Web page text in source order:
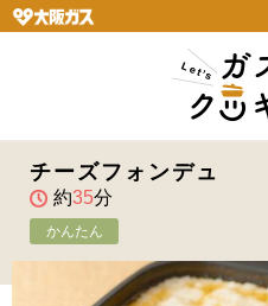
チーズフォンデュ
約35分
かんたん